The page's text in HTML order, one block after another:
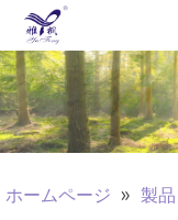
ホームページ » 製品